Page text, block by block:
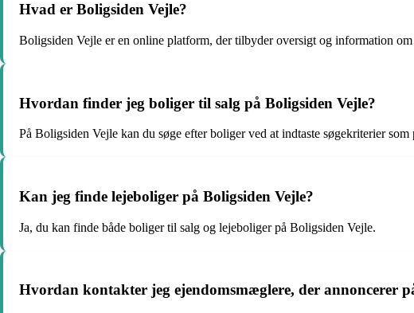
Hvad er Boligsiden Vejle?
Boligsiden Vejle er en online platform, der tilbyder oversigt og information
Hvordan finder jeg boliger til salg på Boligsiden Vejle?
På Boligsiden Vejle kan du søge efter boliger ved at indtaste søgekriterier
Kan jeg finde lejeboliger på Boligsiden Vejle?
Ja, du kan finde både boliger til salg og lejeboliger på Boligsiden Vejle.
Hvordan kontakter jeg ejendomsmæglere, der annoncerer